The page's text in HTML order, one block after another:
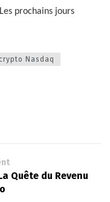
prochains jours
crypto Nasdaq
Quête du Revenu